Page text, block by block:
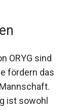
Look
ORYG sind
fördern